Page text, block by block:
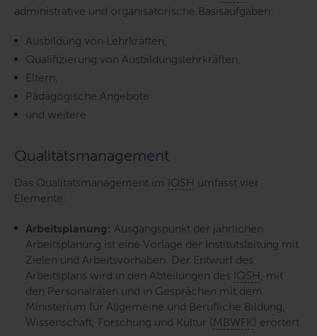
administrative und organisatorische Basisaufgaben:
Ausbildung von Lehrkräften,
Qualifizierung von Ausbildungslehrkräften,
Eltern,
Pädagogische Angebote
und weitere.
Qualitätsmanagement
Das Qualitätsmanagement im IQSH umfasst vier
Elemente:
Arbeitsplanung: Ausgangspunkt der jährlichen
Arbeitsplanung ist eine Vorlage der Institutsleitung mit
Zielen und Arbeitsvorhaben. Der Entwurf des
Arbeitsplans wird in den Abteilungen des IQSH, mit
den Personalräten und in Gesprächen mit dem
Ministerium für Allgemeine und Berufliche Bildung,
Wissenschaft, Forschung und Kultur (MBWFK) erörtert.